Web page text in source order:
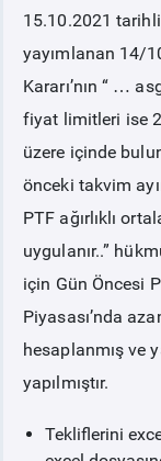
PİYASAKAYIT
SERBEST
MALİ
TEMİNAT
BÜLTENLER
DUYURULAR
BT HİZMET
15.10.2021 tarihli
yayımlanan 14/
Kararı’nın “ …
fiyat limitleri ise
üzere içinde
önceki takvim
PTF ağırlıklı
uygulanır..”
için Gün Öncesi
Piyasası’nda
hesaplanmış ve
yapılmıştır.
Tekliflerini